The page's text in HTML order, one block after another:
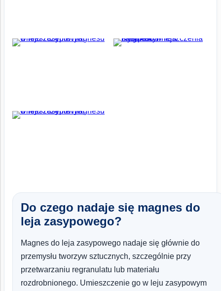
Do czego nadaje się magnes do
leja zasypowego?
Magnes do leja zasypowego nadaje się głównie do
przemysłu tworzyw sztucznych, szczególnie przy
przetwarzaniu regranulatu lub materiału
rozdrobnionego. Umieszczenie go w leju zasypowym